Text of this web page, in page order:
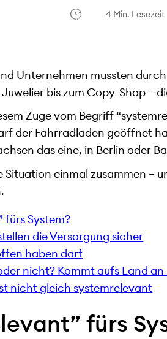
4 Min. Lesezeit
Unternehmen mussten
bis zum Copy-Shop –
Zuge vom Begriff
der Fahrradladen geöffnet
das eine, in Berlin oder
Situation einmal zusammen –
fürs System?
die Versorgung sicher
haben darf
nicht? Kommt aufs Land
nicht gleich systemrelevant
fürs